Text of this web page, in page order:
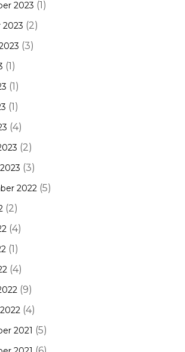
2023 (1)
(2)
(3)
(1)
(1)
(1)
(4)
(2)
(3)
2022(5)
(2)
(4)
(1)
(4)
(9)
(4)
2021 (5)